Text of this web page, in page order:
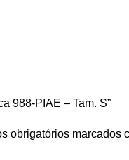
988-PIAE – Tam. S”
obrigatórios marcados